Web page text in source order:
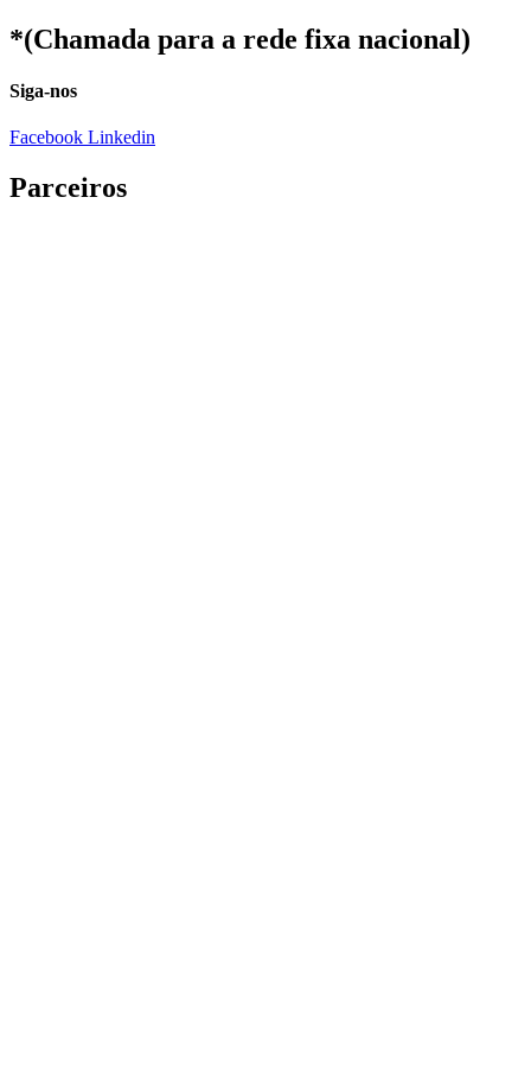
*(Chamada para a rede fixa nacional)
Siga-nos
Facebook Linkedin
Parceiros